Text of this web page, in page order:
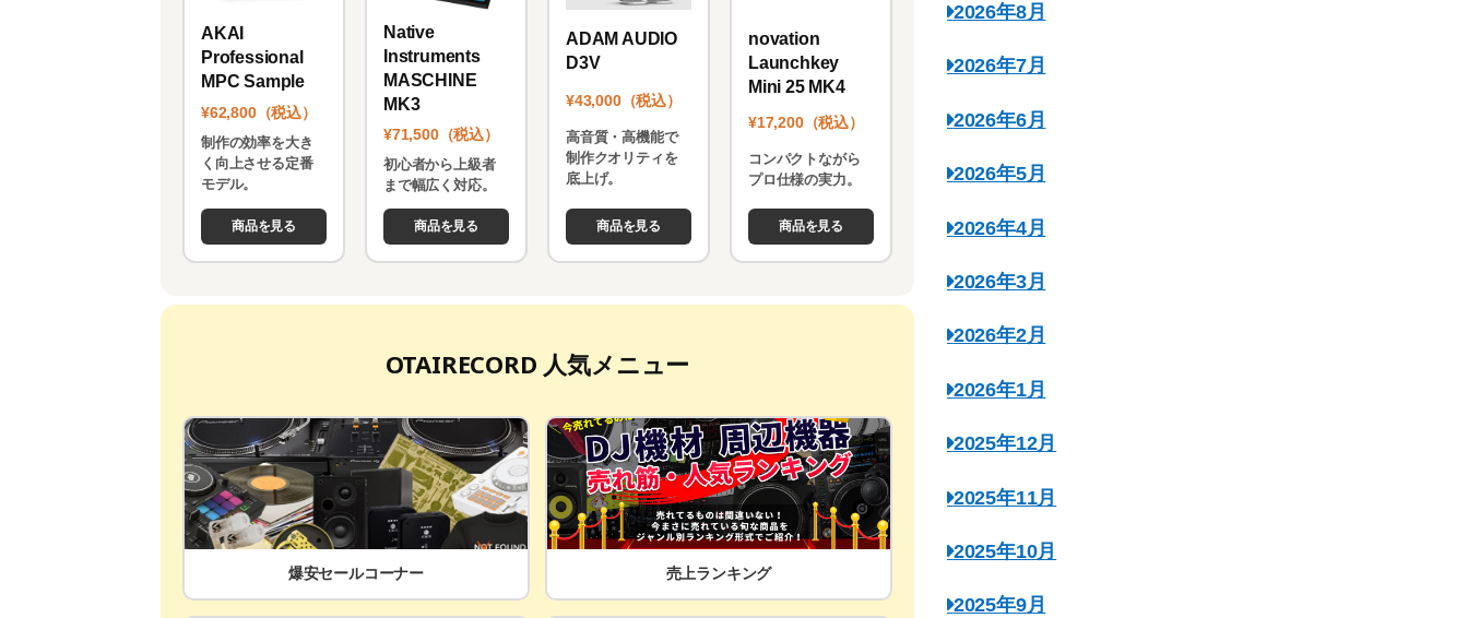
AKAI
Professional
MPC Sample
¥62,800（税込）
制作の効率を大き
く向上させる定番
モデル。
商品を見る
Native
Instruments
MASCHINE
MK3
¥71,500（税込）
初心者から上級者
まで幅広く対応。
商品を見る
ADAM AUDIO
D3V
¥43,000（税込）
高音質・高機能で
制作クオリティを
底上げ。
商品を見る
novation
Launchkey
Mini 25 MK4
¥17,200（税込）
コンパクトながら
プロ仕様の実力。
商品を見る
OTAIRECORD 人気メニュー
爆安セールコーナー 売上ランキング
2026年8月
2026年7月
2026年6月
2026年5月
2026年4月
2026年3月
2026年2月
2026年1月
2025年12月
2025年11月
2025年10月
2025年9月